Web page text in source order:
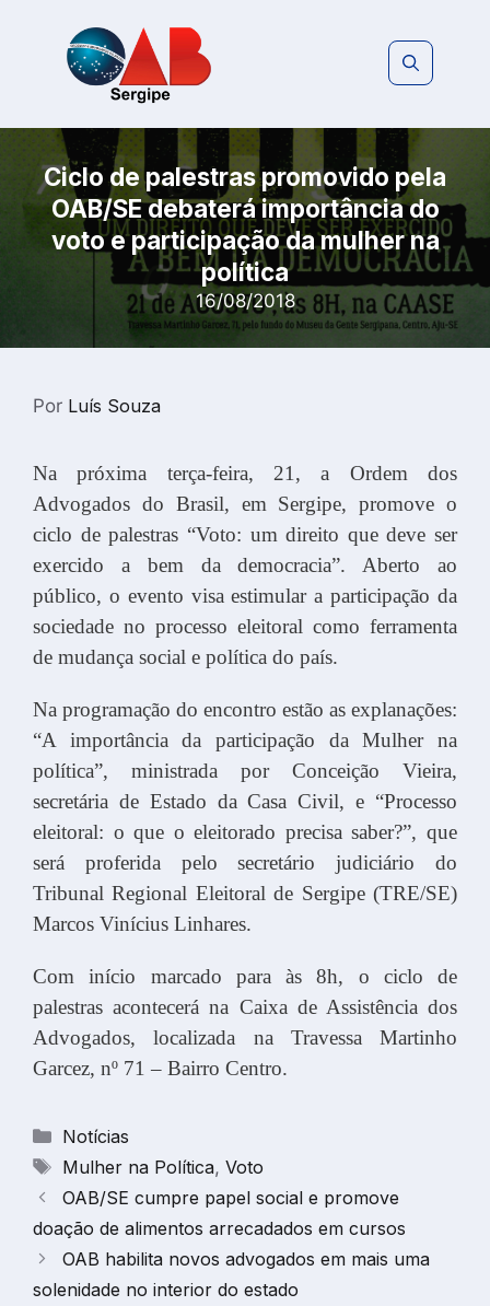
Ciclo de palestras promovido pela
OAB/SE debaterá importância do
voto e participação da mulher na
política
16/08/2018
Por Luís Souza
Na próxima terça-feira, 21, a Ordem dos
Advogados do Brasil, em Sergipe, promove o
ciclo de palestras “Voto: um direito que deve ser
exercido a bem da democracia”. Aberto ao
público, o evento visa estimular a participação da
sociedade no processo eleitoral como ferramenta
de mudança social e política do país.
Na programação do encontro estão as explanações:
“A importância da participação da Mulher na
política”, ministrada por Conceição Vieira,
secretária de Estado da Casa Civil, e “Processo
eleitoral: o que o eleitorado precisa saber?”, que
será proferida pelo secretário judiciário do
Tribunal Regional Eleitoral de Sergipe (TRE/SE)
Marcos Vinícius Linhares.
Com início marcado para às 8h, o ciclo de
palestras acontecerá na Caixa de Assistência dos
Advogados, localizada na Travessa Martinho
Garcez, nº 71 – Bairro Centro.
Categorias
Notícias
Tags
Mulher na Política,Voto
OAB/SE cumpre papel social e promove
doação de alimentos arrecadados em cursos
OAB habilita novos advogados em mais uma
solenidade no interior do estado